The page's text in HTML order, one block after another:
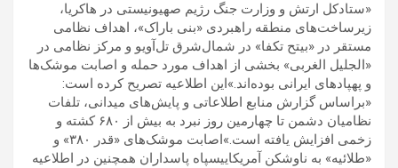
«ستادکل ارتش و وزارت جنگ رژیم صهیونیستی در هاکریا،
زیرساخت‌های منطقه راهبردی «بنی باراک»، اهداف نظامی
مستقر در «بیتح تکفا» در شمال‌شرق تل‌آویو و مرکز نظامی در
«الجلیل الغربی» بخشی از اهداف مورد حمله و اصابت موشک‌ها
و پهپادهای ایرانی بوده‌اند.»این اطلاعیه تصریح کرده است:
«براساس گزارش منابع اطلاعاتی و پایش‌های میدانی، تلفات
نظامیان دشمن تا چهارمین روز نبرد به بیش از ۶۸۰ کشته و
زخمی افزایش یافته است.»اصابت موشک‌های «قدر ۳۸۰» و
«طلائیه» به ناوشکن آمریکاییسپاه پاسداران همچنین در اطلاعیه